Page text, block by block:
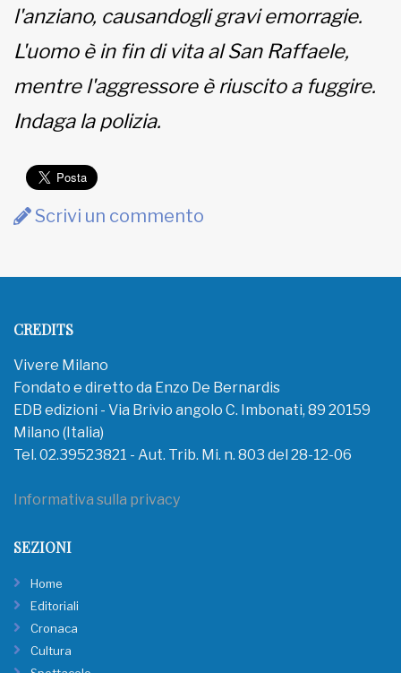
l'anziano, causandogli gravi emorragie.
L'uomo è in fin di vita al San Raffaele,
mentre l'aggressore è riuscito a fuggire.
Indaga la polizia.
Scrivi un commento
CREDITS
Vivere Milano
Fondato e diretto da Enzo De Bernardis
EDB edizioni - Via Brivio angolo C. Imbonati, 89 20159
Milano (Italia)
Tel. 02.39523821 - Aut. Trib. Mi. n. 803 del 28-12-06
Informativa sulla privacy
SEZIONI
Home
Editoriali
Cronaca
Cultura